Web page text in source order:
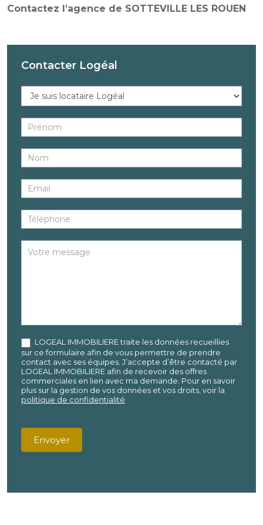
Contactez l’agence de SOTTEVILLE LES ROUEN
Contacter Logéal
Réponse
au
bien
LOGEAL IMMOBILIERE traite les données recueillies
sur ce formulaire afin de vous permettre de prendre
contact avec ses équipes. J’accepte d’être contacté par
LOGEAL IMMOBILIERE afin de recevoir des offres
commerciales en lien avec ma demande. Pour en savoir
plus sur la gestion de vos données et vos droits, voir la
politique de confidentialité
Envoyer